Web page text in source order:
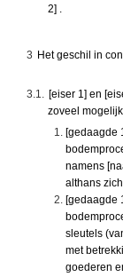
2] .
3 Het geschil in
3.1. [eiser 1] en
zoveel
[gedaagde
namens
althans
[gedaagde
sleutels
met
goederen